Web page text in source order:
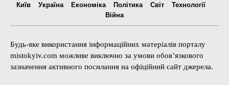
Київ Україна Економіка Політика Світ
Технології
Війна
Будь-яке використання інформаційних матеріалів порталу
mistokyiv.com можливе виключно за умови обов’язкового
зазначення активного посилання на офіційний сайт джерела.